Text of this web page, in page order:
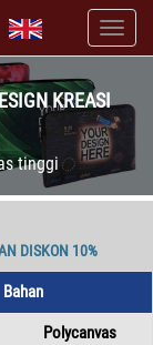
KREASI
tinggi
DISKON 10%
Bahan
Polycanvas